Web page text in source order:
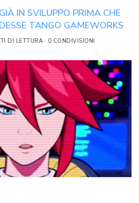
IN SVILUPPO PRIMA CHE
TANGO GAMEWORKS
DI LETTURA 0 CONDIVISIONI